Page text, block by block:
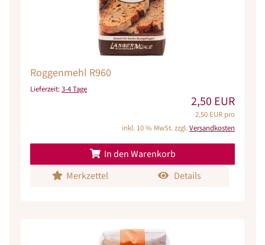
Roggenmehl R960
Lieferzeit:3-4 Tage
2,50 EUR
2,50 EUR pro
inkl. 10 % MwSt. zzgl.Versandkosten
In den Warenkorb
Merkzettel
Details